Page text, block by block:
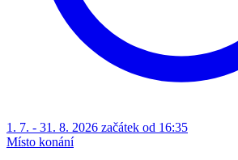
1. 7. - 31. 8. 2026 začátek od 16:35
Místo konání